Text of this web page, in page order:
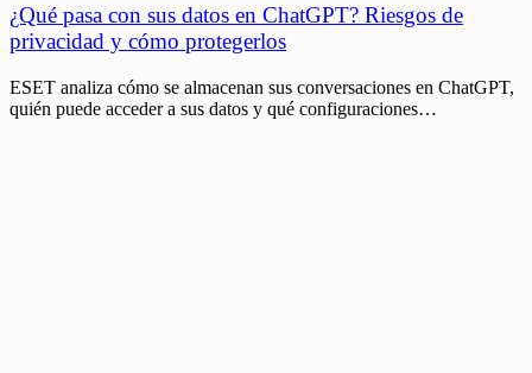
¿Qué pasa con sus datos en ChatGPT? Riesgos de
privacidad y cómo protegerlos
ESET analiza cómo se almacenan sus conversaciones en ChatGPT,
quién puede acceder a sus datos y qué configuraciones…